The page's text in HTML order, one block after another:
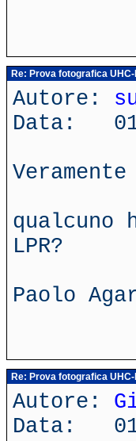
Re: Prova fotografica
Autore:
Data:
LPR?
Paolo
Re: Prova fotografica
Autore:
Data: